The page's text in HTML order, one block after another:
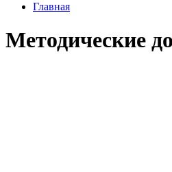
Главная
Методические